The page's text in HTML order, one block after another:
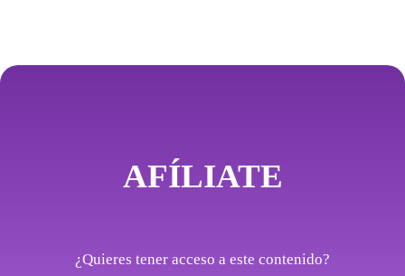
AFÍLIATE
¿Quieres tener acceso a este contenido?